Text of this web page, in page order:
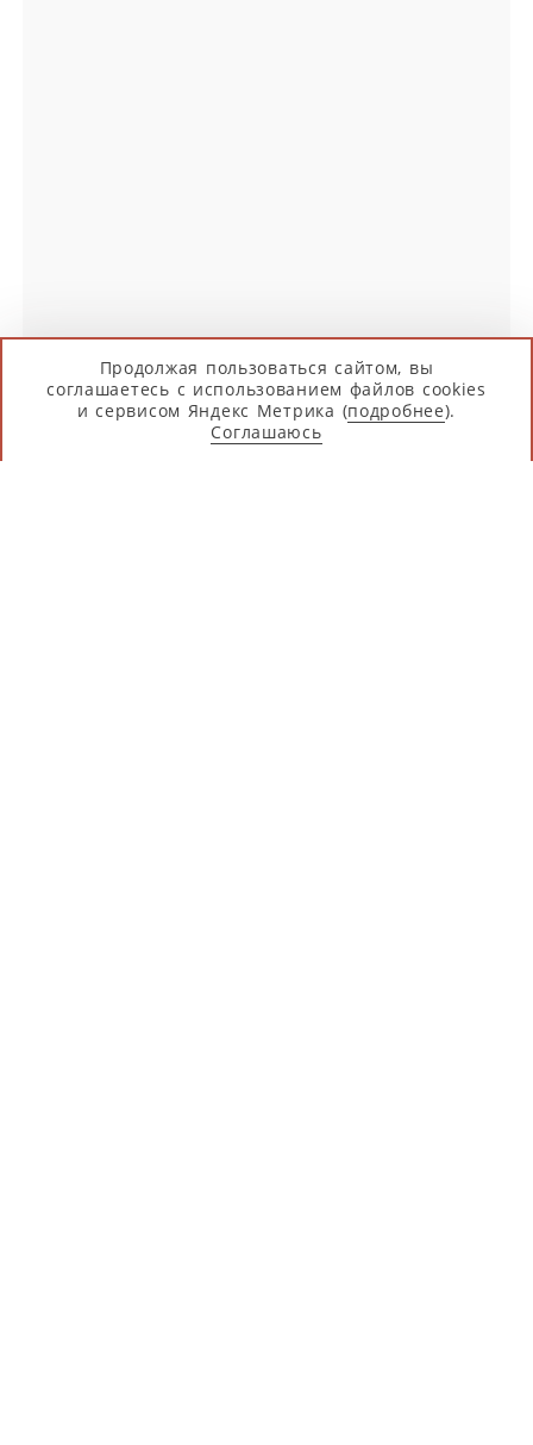
Продолжая пользоваться сайтом, вы
соглашаетесь с использованием файлов cookies
и сервисом Яндекс Метрика (подробнее).
Соглашаюсь